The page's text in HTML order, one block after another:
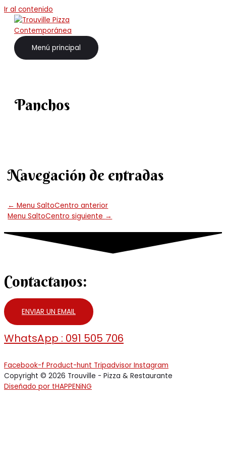
Ir al contenido
Menú principal
Panchos
Navegación de entradas
← Menu SaltoCentro anterior
Menu SaltoCentro siguiente →
Contactanos:
ENVIAR UN EMAIL
WhatsApp : 091 505 706
Facebook-f Product-hunt Tripadvisor Instagram
Copyright © 2026 Trouville - Pizza & Restaurante
Diseñado por tHAPPENiNG